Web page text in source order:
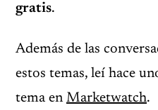
gratis.
Además de las
estos temas, leí hace
tema en Marketwatch.